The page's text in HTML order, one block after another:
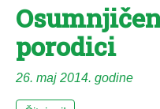
porodici
26. maj 2014. godine